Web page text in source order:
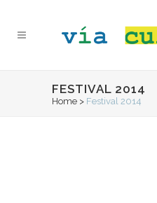
FESTIVAL 2014
Home > Festival 2014